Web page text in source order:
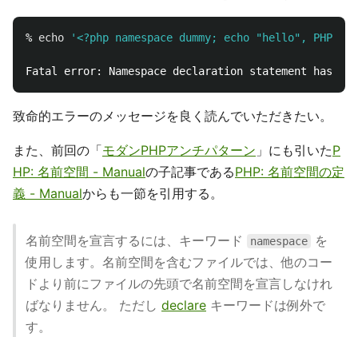
% echo '<?php namespace dummy; echo "hello",
Fatal error: Namespace declaration statement has
致命的エラーのメッセージを良く読んでいただきたい。
また、前回の「モダンPHPアンチパターン 」にも引いたP
HP: 名前空間 - Manualの子記事であるPHP: 名前空間の定
義 - Manualからも一節を引用する。
名前空間を宣言するには、キーワード namespace
を
使用します。名前空間を含むファイルでは、他のコー
ドより前にファイルの先頭で名前空間を宣言しなけれ
ばなりません。 ただし declare キーワードは例外で
す。